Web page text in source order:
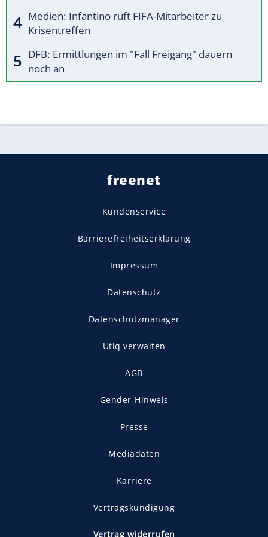
Medien: Infantino ruft FIFA-Mitarbeiter zu
Krisentreffen
DFB: Ermittlungen im "Fall Freigang" dauern
noch an
freenet
Kundenservice
Barrierefreiheitserklärung
Impressum
Datenschutz
Datenschutzmanager
Utiq verwalten
AGB
Gender-Hinweis
Presse
Mediadaten
Karriere
Vertragskündigung
Vertrag widerrufen